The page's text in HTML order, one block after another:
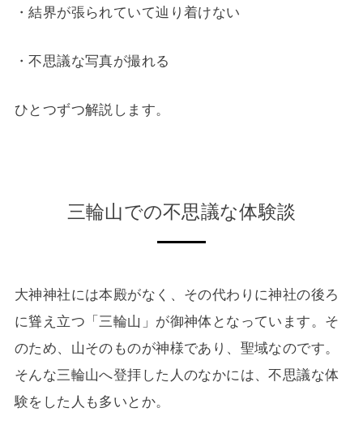
・結界が張られていて辿り着けない
・不思議な写真が撮れる
ひとつずつ解説します。
三輪山での不思議な体験談
大神神社には本殿がなく、その代わりに神社の後ろ
に聳え立つ「三輪山」が御神体となっています。そ
のため、山そのものが神様であり、聖域なのです。
そんな三輪山へ登拝した人のなかには、不思議な体
験をした人も多いとか。